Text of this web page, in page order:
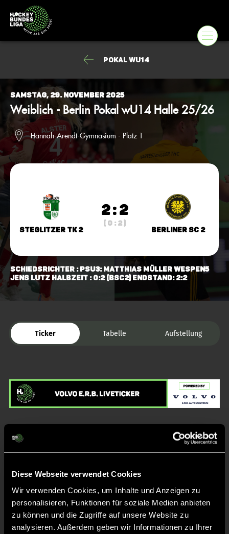
Diese Webseite verwendet Cookies
Wir verwenden Cookies, um Inhalte und Anzeigen zu
personalisieren, Funktionen für soziale Medien anbieten
zu können und die Zugriffe auf unsere Website zu
analysieren. Außerdem geben wir Informationen zu Ihrer
Pokal wU14
Samstag, 29. November 2025
Weiblich - Berlin Pokal wU14 Halle 25/26
Hannah-Arendt-Gymnasium - Platz 1
Steglitzer TK 2
2 : 2
( 0 : 2 )
Berliner SC 2
Schiedsrichter : PSU3: Matthias Müller Wespen5
Jens Lutz Halbzeit : 0:2 (BSC2) Endstand: 2:2
Ticker Tabelle Aufstellung
Liveticker
Spiel beendet
14' TOR 2:2, FELDTOR